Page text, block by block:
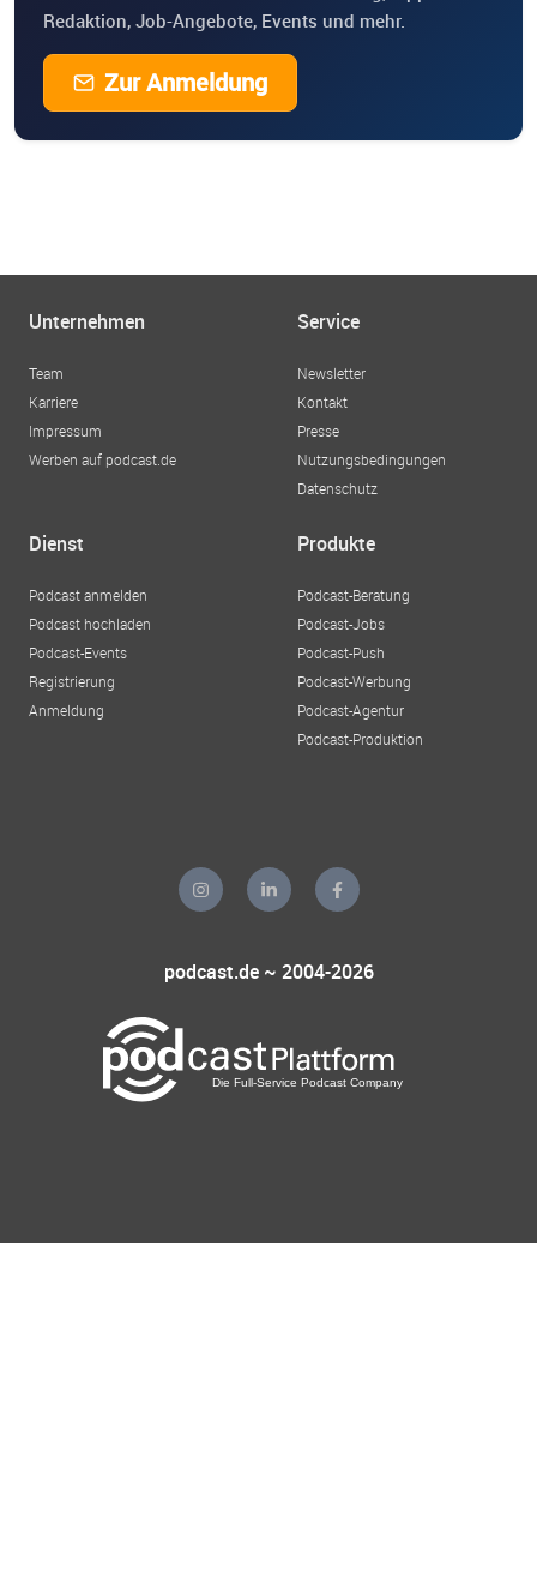
Redaktion, Job-Angebote, Events und mehr.
Zur Anmeldung
Unternehmen
Team
Karriere
Impressum
Werben auf podcast.de
Service
Newsletter
Kontakt
Presse
Nutzungsbedingungen
Datenschutz
Dienst
Podcast anmelden
Podcast hochladen
Podcast-Events
Registrierung
Anmeldung
Produkte
Podcast-Beratung
Podcast-Jobs
Podcast-Push
Podcast-Werbung
Podcast-Agentur
Podcast-Produktion
podcast.de ~ 2004-2026